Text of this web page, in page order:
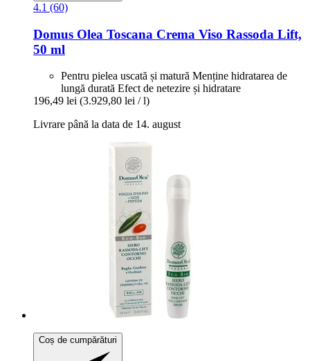
4.1 (60)
Domus Olea Toscana Crema Viso Rassoda Lift,
50 ml
Pentru pielea uscată și matură Menține hidratarea de
lungă durată Efect de netezire și hidratare
196,49 lei (3.929,80 lei / l)
Livrare până la data de 14. august
Coș de cumpărături